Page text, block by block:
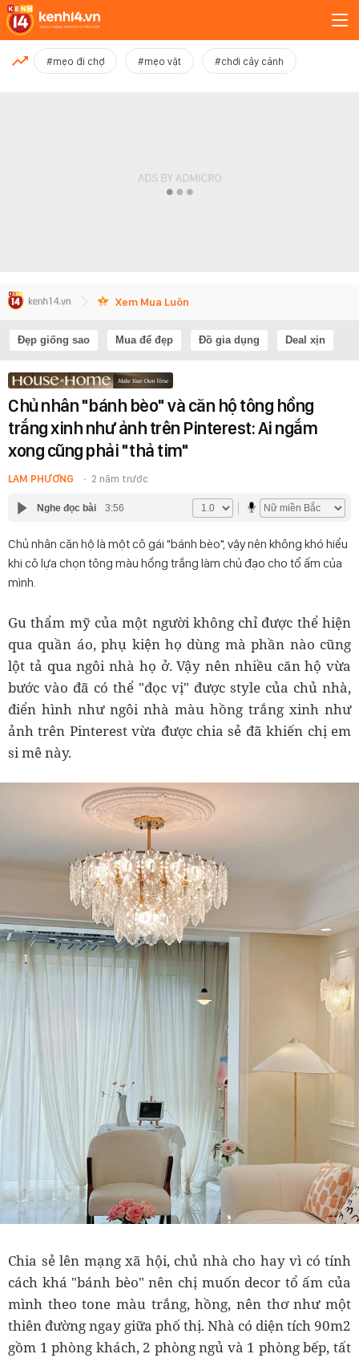
MỚI NHẤT
#mẹo đi chợ #mẹo vặt #chơi cây cảnh
Xem Mua Luôn
Đẹp giống sao Mua để đẹp Đồ gia dụng Deal xịn
Chủ nhân "bánh bèo" và căn hộ tông hồng
trắng xinh như ảnh trên Pinterest: Ai ngắm
xong cũng phải "thả tim"
LAM PHƯƠNG 2 năm trước
Nghe đọc bài 3:56
Chủ nhân căn hộ là một cô gái "bánh bèo", vậy nên không khó hiểu
khi cô lựa chọn tông màu hồng trắng làm chủ đạo cho tổ ấm của
mình.
Gu thẩm mỹ của một người không chỉ được thể hiện
qua quần áo, phụ kiện họ dùng mà phần nào cũng
lột tả qua ngôi nhà họ ở. Vậy nên nhiều căn hộ vừa
bước vào đã có thể "đọc vị" được style của chủ nhà,
điển hình như ngôi nhà màu hồng trắng xinh như
ảnh trên Pinterest vừa được chia sẻ đã khiến chị em
si mê này.
Chia sẻ lên mạng xã hội, chủ nhà cho hay vì có tính
cách khá "bánh bèo" nên chị muốn decor tổ ấm của
mình theo tone màu trắng, hồng, nên thơ như một
thiên đường ngay giữa phố thị. Nhà có diện tích 90m2
gồm 1 phòng khách, 2 phòng ngủ và 1 phòng bếp, tất